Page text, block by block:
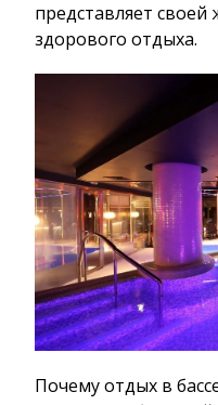
представляет
здорового отдыха.
Почему отдых в